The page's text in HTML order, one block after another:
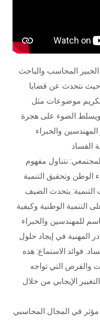
المحاسب والباحث
حيث نتحدث عن قضايا
موضوعات مثل
ويسلط الضوء على هجرة
والخبراء
نتناول مفهوم
الوطن وتحقيق التنمية
التنمية: يتحدث الضيف
التنمية الوطنية وكيفية
للمهندسين والخبراء
المهنية في إيجاد حلول
فوائد الاستماع: هذه
والفرص التي تواجه
الإيجابي من خلال
في المجال المحاسبي